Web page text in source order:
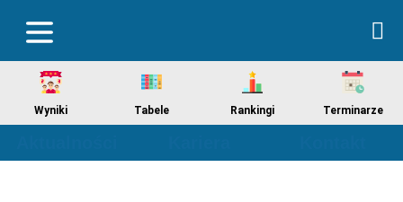
Wyniki Tabele Rankingi Terminarze